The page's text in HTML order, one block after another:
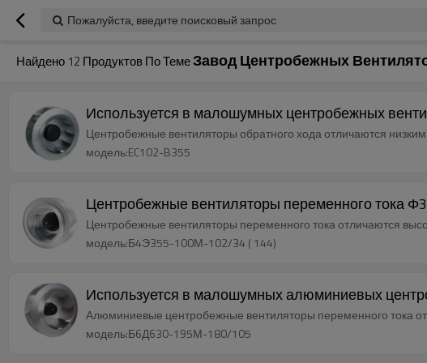
Пожалуйста, введите поисковый запрос
Найдено 12 Продуктов По ТемеЗавод Центробежных
Используется в малошумных центробежных
Центробежные вентиляторы обратного хода отличаются
модель:EC102-B355
Центробежные вентиляторы переменного тока
Центробежные вентиляторы переменного тока отличаются
модель:Б4Э355-100М-102/34 ( 144)
Используется в малошумных алюминиевых
Алюминиевые центробежные вентиляторы переменного тока
модель:Б6Д630-195М-180/105